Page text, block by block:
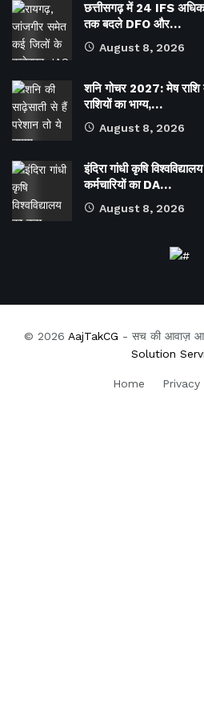
छत्तीसगढ़ में 24 IFS
तक बदले DFO और…
August 8, 2026
शनि गोचर 2027: मेष
राशियों का भाग्य,…
August 8, 2026
इंदिरा गांधी कृषि
कर्मचारियों का DA…
August 8, 2026
© 2026 AajTakCG - सच की आवाज़
Solution
Home